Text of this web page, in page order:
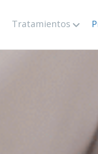
Tratamientos